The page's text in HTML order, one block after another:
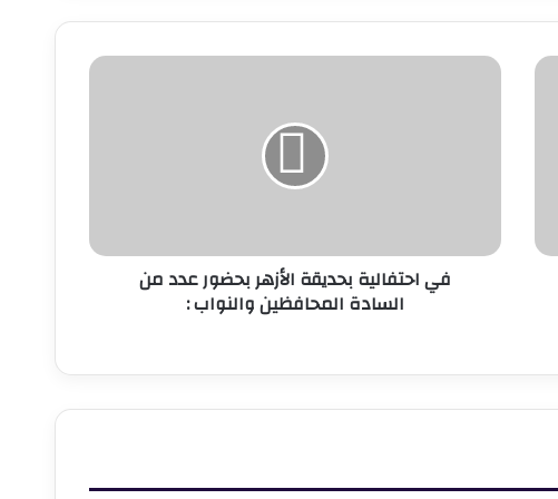
في
المحافظين
في احتفالية بحديقة الأزهر بحضور عدد من
السادة المحافظين والنواب :